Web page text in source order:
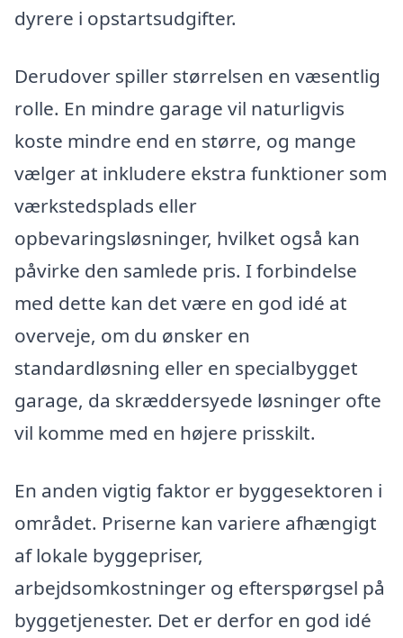
dyrere i opstartsudgifter.
Derudover spiller størrelsen en væsentlig
rolle. En mindre garage vil naturligvis
koste mindre end en større, og mange
vælger at inkludere ekstra funktioner som
værkstedsplads eller
opbevaringsløsninger, hvilket også kan
påvirke den samlede pris. I forbindelse
med dette kan det være en god idé at
overveje, om du ønsker en
standardløsning eller en specialbygget
garage, da skræddersyede løsninger ofte
vil komme med en højere prisskilt.
En anden vigtig faktor er byggesektoren i
området. Priserne kan variere afhængigt
af lokale byggepriser,
arbejdsomkostninger og efterspørgsel på
byggetjenester. Det er derfor en god idé